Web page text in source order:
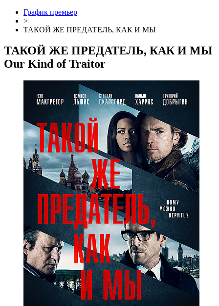
График премьер
>
ТАКОЙ ЖЕ ПРЕДАТЕЛЬ, КАК И МЫ
ТАКОЙ ЖЕ ПРЕДАТЕЛЬ, КАК И МЫ
Our Kind of Traitor